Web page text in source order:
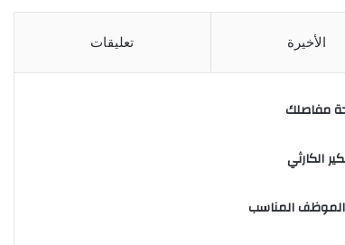
الأخيرة تعليقات
مفاصلك
الكارثي
المناسب